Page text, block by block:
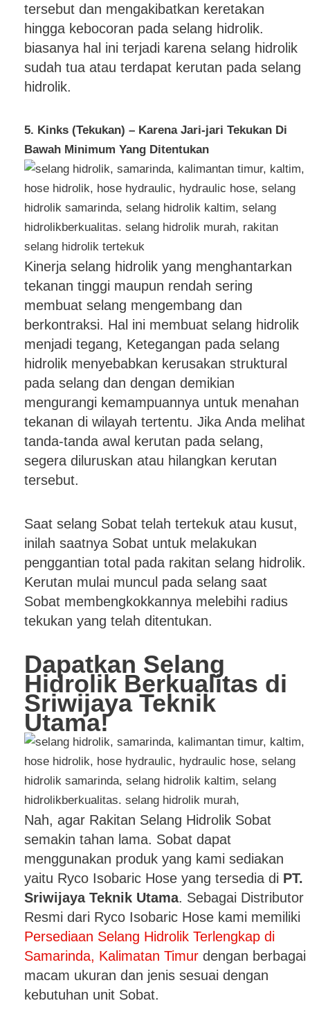
tersebut dan mengakibatkan keretakan
hingga kebocoran pada selang hidrolik.
biasanya hal ini terjadi karena selang hidrolik
sudah tua atau terdapat kerutan pada selang
hidrolik.
5. Kinks (Tekukan) – Karena Jari-jari Tekukan Di
Bawah Minimum Yang Ditentukan
Kinerja selang hidrolik yang menghantarkan
tekanan tinggi maupun rendah sering
membuat selang mengembang dan
berkontraksi. Hal ini membuat selang hidrolik
menjadi tegang, Ketegangan pada selang
hidrolik menyebabkan kerusakan struktural
pada selang dan dengan demikian
mengurangi kemampuannya untuk menahan
tekanan di wilayah tertentu. Jika Anda melihat
tanda-tanda awal kerutan pada selang,
segera diluruskan atau hilangkan kerutan
tersebut.
Saat selang Sobat telah tertekuk atau kusut,
inilah saatnya Sobat untuk melakukan
penggantian total pada rakitan selang hidrolik.
Kerutan mulai muncul pada selang saat
Sobat membengkokkannya melebihi radius
tekukan yang telah ditentukan.
Dapatkan Selang
Hidrolik Berkualitas di
Sriwijaya Teknik
Utama!
Nah, agar Rakitan Selang Hidrolik Sobat
semakin tahan lama. Sobat dapat
menggunakan produk yang kami sediakan
yaitu Ryco Isobaric Hose yang tersedia di PT.
Sriwijaya Teknik Utama. Sebagai Distributor
Resmi dari Ryco Isobaric Hose kami memiliki
Persediaan Selang Hidrolik Terlengkap di
Samarinda, Kalimatan Timur dengan berbagai
macam ukuran dan jenis sesuai dengan
kebutuhan unit Sobat.